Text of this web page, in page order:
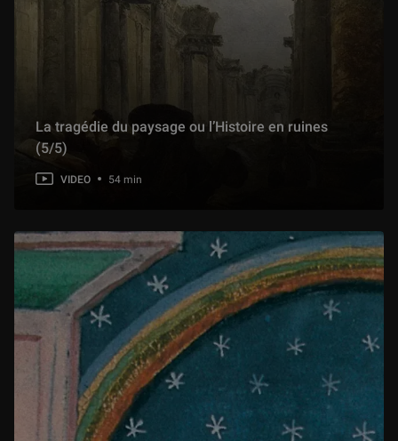
La Tête de hache ornée d’un démon à tête d’oiseau et le Taureau sauvage agenouillé
L'Œuvre en Scène : La sépulture de Thaïs d'Antinoé conservée au musée du Louvre
56 min
L'Œuvre en scène : « La Dérision du Christ » de Cimabue
1 h 00 min
La Tabatière Choiseul
1 h 01 min
L'Œuvre en scène : « Marine Terrace » de Victor Hugo
55 min
La tragédie du paysage ou l’Histoire en ruines
(5/5)
VIDEO 54 min